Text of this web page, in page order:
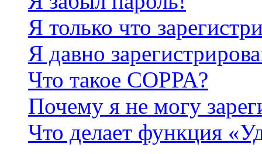
Я только что
Я давно
Что такое COPPA?
Почему я не могу
Что делает функция